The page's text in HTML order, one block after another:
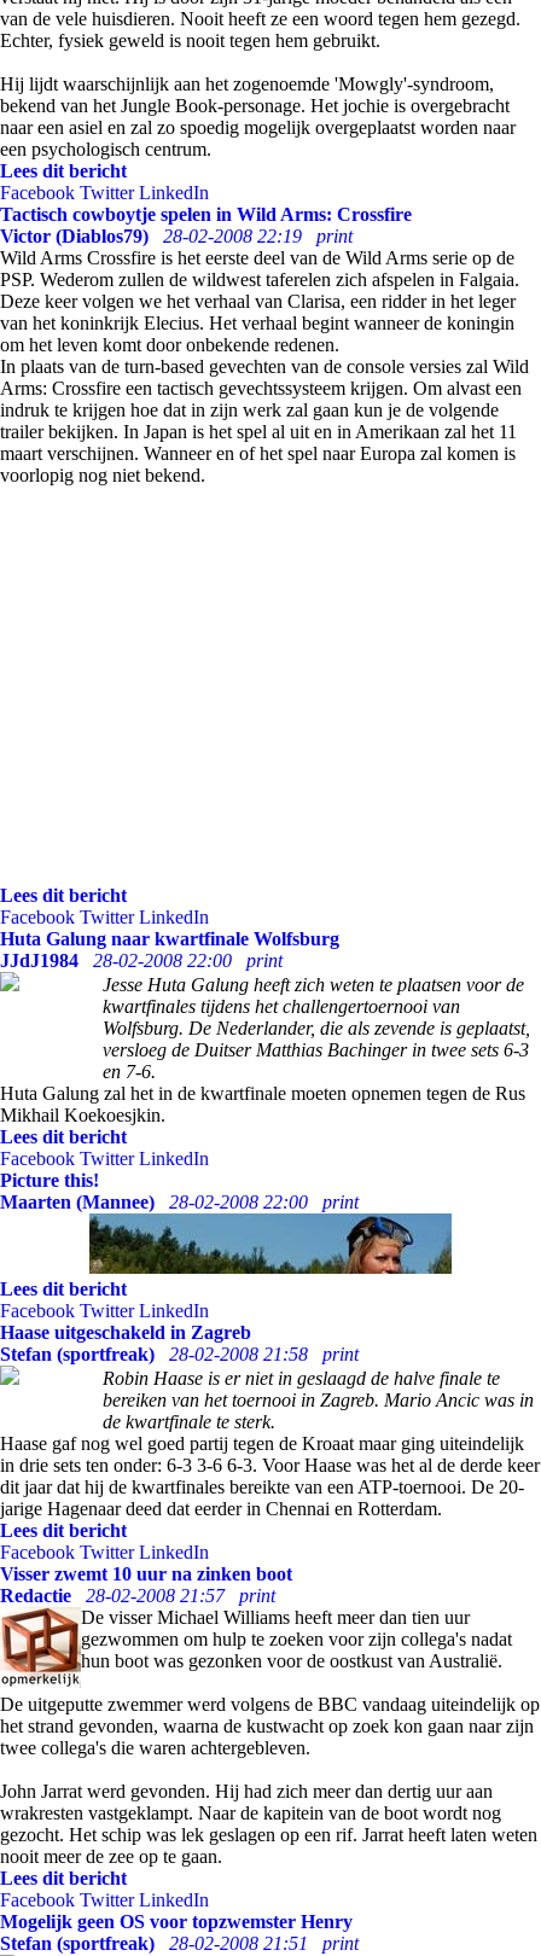
van de vele huisdieren. Nooit heeft ze een woord tegen hem gezegd.
Echter, fysiek geweld is nooit tegen hem gebruikt.
Hij lijdt waarschijnlijk aan het zogenoemde 'Mowgly'-syndroom,
bekend van het Jungle Book-personage. Het jochie is overgebracht
naar een asiel en zal zo spoedig mogelijk overgeplaatst worden naar
een psychologisch centrum.
Lees dit bericht
Facebook Twitter LinkedIn
Tactisch cowboytje spelen in Wild Arms: Crossfire
Victor (Diablos79)
28-02-2008 22:19
print
Wild Arms Crossfire is het eerste deel van de Wild Arms serie op de
PSP. Wederom zullen de wildwest taferelen zich afspelen in Falgaia.
Deze keer volgen we het verhaal van Clarisa, een ridder in het leger
van het koninkrijk Elecius. Het verhaal begint wanneer de koningin
om het leven komt door onbekende redenen.
In plaats van de turn-based gevechten van de console versies zal Wild
Arms: Crossfire een tactisch gevechtssysteem krijgen. Om alvast een
indruk te krijgen hoe dat in zijn werk zal gaan kun je de volgende
trailer bekijken. In Japan is het spel al uit en in Amerikaan zal het 11
maart verschijnen. Wanneer en of het spel naar Europa zal komen is
voorlopig nog niet bekend.
Lees dit bericht
Facebook Twitter LinkedIn
Huta Galung naar kwartfinale Wolfsburg
JJdJ1984
28-02-2008 22:00
print
Jesse Huta Galung heeft zich weten te plaatsen voor de
kwartfinales tijdens het challengertoernooi van
Wolfsburg. De Nederlander, die als zevende is geplaatst,
versloeg de Duitser Matthias Bachinger in twee sets 6-3
en 7-6.
Huta Galung zal het in de kwartfinale moeten opnemen tegen de Rus
Mikhail Koekoesjkin.
Lees dit bericht
Facebook Twitter LinkedIn
Picture this!
Maarten (Mannee)
28-02-2008 22:00 print
Lees dit bericht
Facebook Twitter LinkedIn
Haase uitgeschakeld in Zagreb
Stefan (sportfreak)
28-02-2008 21:58
print
Robin Haase is er niet in geslaagd de halve finale te
bereiken van het toernooi in Zagreb. Mario Ancic was in
de kwartfinale te sterk.
Haase gaf nog wel goed partij tegen de Kroaat maar ging uiteindelijk
in drie sets ten onder: 6-3 3-6 6-3. Voor Haase was het al de derde keer
dit jaar dat hij de kwartfinales bereikte van een ATP-toernooi. De 20-
jarige Hagenaar deed dat eerder in Chennai en Rotterdam.
Lees dit bericht
Facebook Twitter LinkedIn
Visser zwemt 10 uur na zinken boot
Redactie
28-02-2008 21:57
print
De visser Michael Williams heeft meer dan tien uur
gezwommen om hulp te zoeken voor zijn collega's nadat
hun boot was gezonken voor de oostkust van Australië.
De uitgeputte zwemmer werd volgens de BBC vandaag uiteindelijk op
het strand gevonden, waarna de kustwacht op zoek kon gaan naar zijn
twee collega's die waren achtergebleven.
John Jarrat werd gevonden. Hij had zich meer dan dertig uur aan
wrakresten vastgeklampt. Naar de kapitein van de boot wordt nog
gezocht. Het schip was lek geslagen op een rif. Jarrat heeft laten weten
nooit meer de zee op te gaan.
Lees dit bericht
Facebook Twitter LinkedIn
Mogelijk geen OS voor topzwemster Henry
Stefan (sportfreak)
28-02-2008 21:51
print